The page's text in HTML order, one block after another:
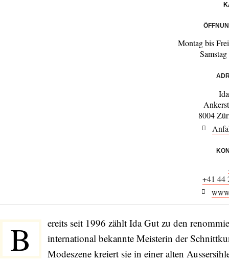
Montag bis
8004
+41 44
B
ereits seit 1996 zählt Ida Gut zu den
international bekannte Meisterin der
Modeszene kreiert sie in einer alten